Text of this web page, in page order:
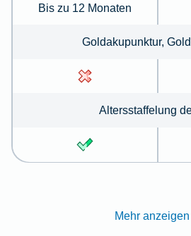
Bis zu 12 Monaten
Goldakupunktur,
Altersstaffelung
Mehr anzeigen